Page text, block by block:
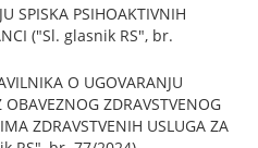
SPISKA PSIHOAKTIVNIH
("Sl. glasnik RS", br.
O UGOVARANJU
OBAVEZNOG ZDRAVSTVENOG
ZDRAVSTVENIH USLUGA ZA